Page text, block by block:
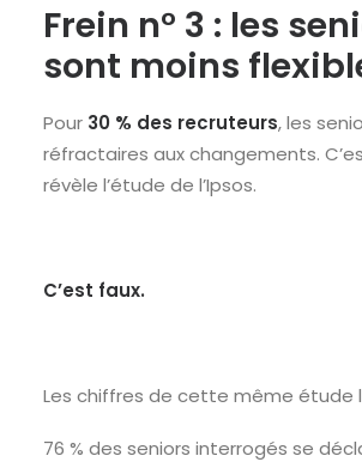
Frein n° 3 : les
sont moins
Pour 30 % des recruteurs, les
réfractaires aux changements.
révèle l’étude de l’Ipsos.
C’est faux.
Les chiffres de cette même étude
76 % des seniors interrogés se